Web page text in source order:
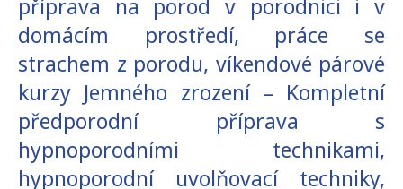
příprava na porod v porodnici i v
domácím prostředí, práce se
strachem z porodu, víkendové párové
kurzy Jemného zrození – Kompletní
předporodní příprava s
hypnoporodními technikami,
hypnoporodní uvolňovací techniky,